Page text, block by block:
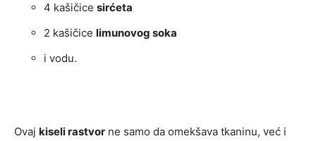
4 kašičice sirćeta
2 kašičice limunovog soka
i vodu.
Ovaj kiseli rastvor ne samo da omekšava tkaninu, već i